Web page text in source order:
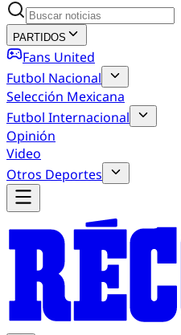
PARTIDOS
Fans United
Futbol Nacional
Selección Mexicana
Futbol Internacional
Opinión
Video
Otros Deportes